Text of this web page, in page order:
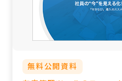
無料公開資料